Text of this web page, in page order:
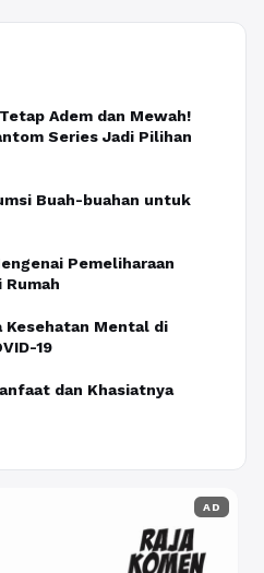
Adem dan Mewah!
Series Jadi Pilihan
Buah-buahan untuk
Pemeliharaan
Rumah
Kesehatan Mental di
19
dan Khasiatnya
AD